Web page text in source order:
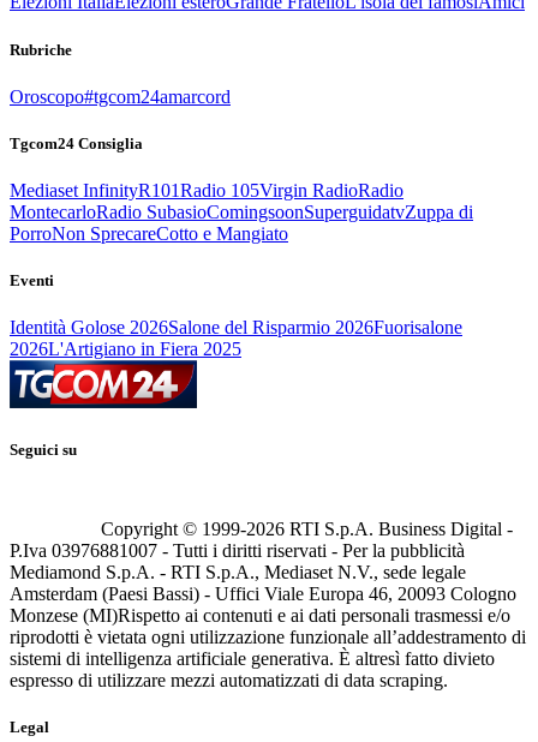
Rubriche
Oroscopo#tgcom24amarcord
Tgcom24 Consiglia
Mediaset InfinityR101Radio 105Virgin RadioRadio
MontecarloRadio SubasioComingsoonSuperguidatvZuppa di
PorroNon SprecareCotto e Mangiato
Eventi
Identità Golose 2026Salone del Risparmio 2026Fuorisalone
2026L'Artigiano in Fiera 2025
Seguici su
Copyright © 1999-2026 RTI S.p.A. Business Digital -
P.Iva 03976881007 - Tutti i diritti riservati - Per la pubblicità
Mediamond S.p.A. - RTI S.p.A., Mediaset N.V., sede legale
Amsterdam (Paesi Bassi) - Uffici Viale Europa 46, 20093 Cologno
Monzese (MI)Rispetto ai contenuti e ai dati personali trasmessi e/o
riprodotti è vietata ogni utilizzazione funzionale all’addestramento di
sistemi di intelligenza artificiale generativa. È altresì fatto divieto
espresso di utilizzare mezzi automatizzati di data scraping.
Legal